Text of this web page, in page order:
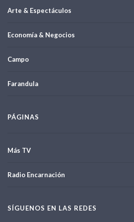
Arte & Espectáculos
Economía & Negocios
Campo
Farandula
PÁGINAS
Más TV
Radio Encarnación
SÍGUENOS EN LAS REDES